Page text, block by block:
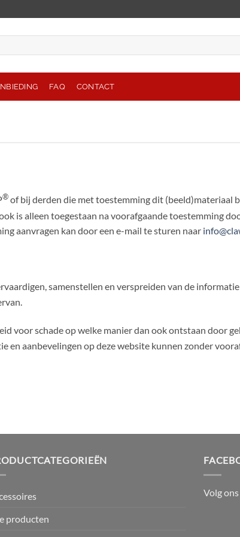
FAQ CONTACT
®of bij derden die met toestemming dit (beeld)materiaal
is alleen toegestaan na voorafgaande toestemming
aanvragen kan door een e-mail te sturen naar
samenstellen en verspreiden van de informatie
voor schade op welke manier dan ook ontstaan door
en aanbevelingen op deze website kunnen zonder
producten
Volg